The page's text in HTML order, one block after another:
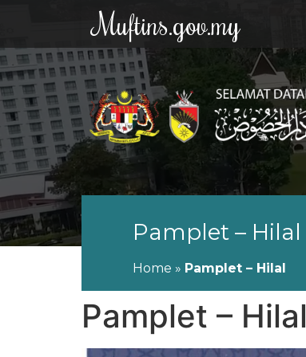
Muftins.gov.my
Pamplet – Hilal
Home » Pamplet – Hilal
Pamplet – Hilal